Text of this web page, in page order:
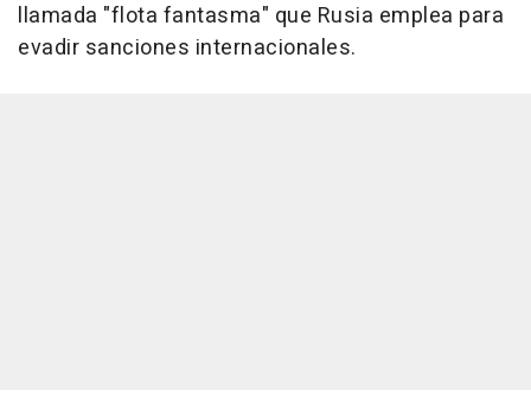
llamada "flota fantasma" que Rusia emplea para
evadir sanciones internacionales.